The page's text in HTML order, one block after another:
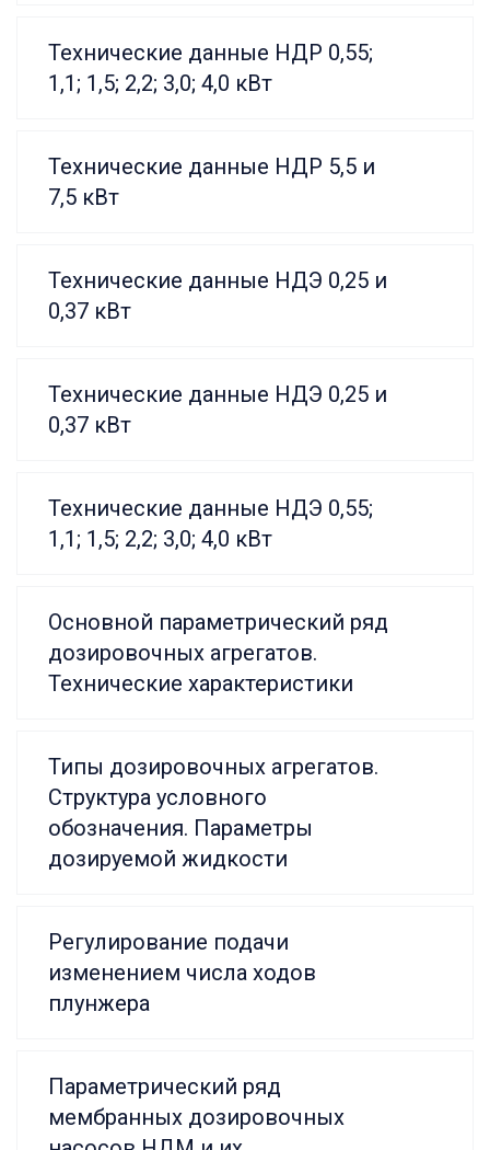
Технические данные НДР 0,55;
1,1; 1,5; 2,2; 3,0; 4,0 кВт
Технические данные НДР 5,5 и
7,5 кВт
Технические данные НДЭ 0,25 и
0,37 кВт
Технические данные НДЭ 0,25 и
0,37 кВт
Технические данные НДЭ 0,55;
1,1; 1,5; 2,2; 3,0; 4,0 кВт
Основной параметрический ряд
дозировочных агрегатов.
Технические характеристики
Типы дозировочных агрегатов.
Структура условного
обозначения. Параметры
дозируемой жидкости
Регулирование подачи
изменением числа ходов
плунжера
Параметрический ряд
мембранных дозировочных